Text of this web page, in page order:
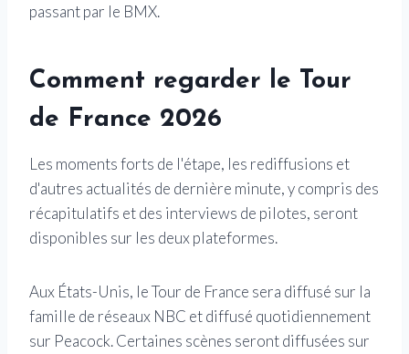
passant par le BMX.
Comment regarder le Tour
de France 2026
Les moments forts de l'étape, les rediffusions et
d'autres actualités de dernière minute, y compris des
récapitulatifs et des interviews de pilotes, seront
disponibles sur les deux plateformes.
Aux États-Unis, le Tour de France sera diffusé sur la
famille de réseaux NBC et diffusé quotidiennement
sur Peacock. Certaines scènes seront diffusées sur